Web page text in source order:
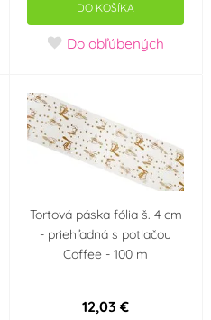
DO KOŠÍKA
Do obľúbených
Tortová páska fólia š. 4 cm
- priehľadná s potlačou
Coffee - 100 m
12,03 €